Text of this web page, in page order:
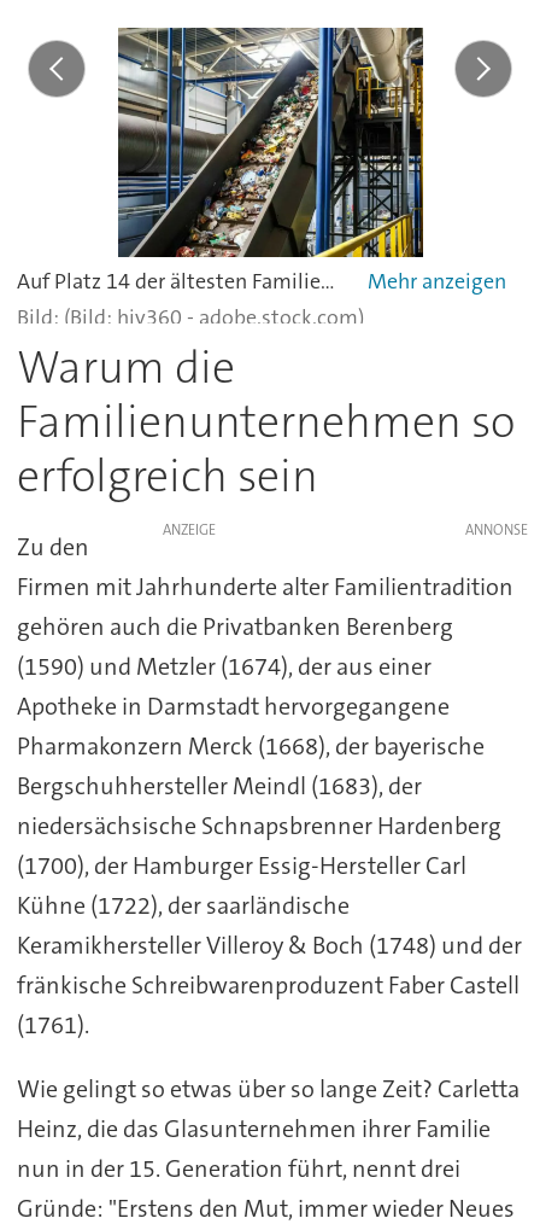
Auf Platz 14 der ältesten Familienunternehmen aus der deutschen Industrie landet Stadler Anlagenbau. Das Unternehmen plant, fertigt und montiert weltweit Sortieranlagen und Komponenten für die Entsorgungs- und Recyclingindustrie. Gegründet wurde die GmbH 1791 in Altshausen, Baden-Württemberg.
(Bild: hiv360 - adobe.stock.com)
Warum die
Familienunternehmen so
erfolgreich sein
ANZEIGE
Zu den
Firmen mit Jahrhunderte alter Familientradition
gehören auch die Privatbanken Berenberg
(1590) und Metzler (1674), der aus einer
Apotheke in Darmstadt hervorgegangene
Pharmakonzern Merck (1668), der bayerische
Bergschuhhersteller Meindl (1683), der
niedersächsische Schnapsbrenner Hardenberg
(1700), der Hamburger Essig-Hersteller Carl
Kühne (1722), der saarländische
Keramikhersteller Villeroy & Boch (1748) und der
fränkische Schreibwarenproduzent Faber Castell
(1761).
Wie gelingt so etwas über so lange Zeit? Carletta
Heinz, die das Glasunternehmen ihrer Familie
nun in der 15. Generation führt, nennt drei
Gründe: "Erstens den Mut, immer wieder Neues